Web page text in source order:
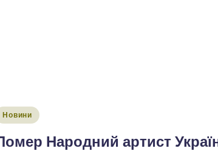
Новини
Народний артист